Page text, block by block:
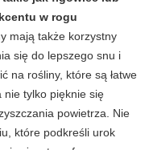
w rogu
mają także korzystny
się do lepszego snu i
na rośliny, które są łatwe
nie tylko pięknie się
powietrza. Nie
które podkreśli urok